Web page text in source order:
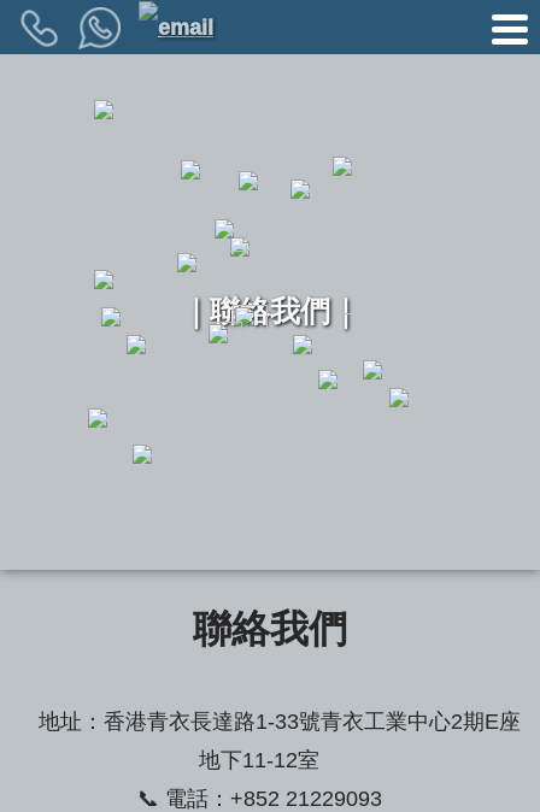
｜聯絡我們｜
聯絡我們
地址：香港青衣長達路1-33號青衣工業中心2期E座
地下11-12室
📞 電話：+852 21229093